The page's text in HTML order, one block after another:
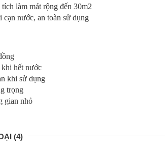
làm mát rộng đến 30m2
nước, an toàn sử dụng
hết nước
khi sử dụng
trọng
gian nhỏ
(4)